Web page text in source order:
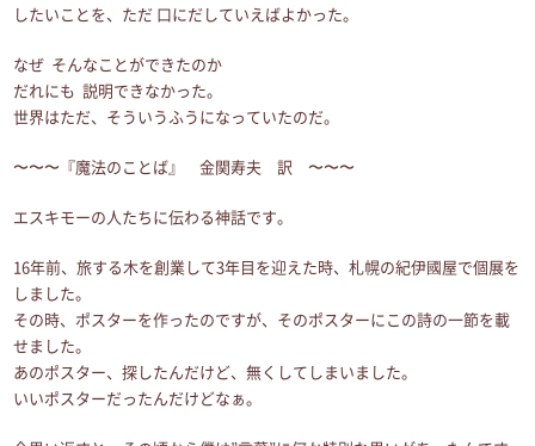
したいことを、ただ 口にだしていえばよかった。
なぜ そんなことができたのか
だれにも 説明できなかった。
世界はただ、そういうふうになっていたのだ。
〜〜〜『魔法のことば』 金関寿夫 訳 〜〜〜
エスキモーの人たちに伝わる神話です。
16年前、旅する木を創業して3年目を迎えた時、札幌の紀伊國屋で個展を
しました。
その時、ポスターを作ったのですが、そのポスターにこの詩の一節を載
せました。
あのポスター、探したんだけど、無くしてしまいました。
いいポスターだったんだけどなぁ。